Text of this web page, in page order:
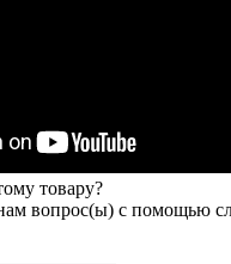
товару?
вопрос(ы) с помощью